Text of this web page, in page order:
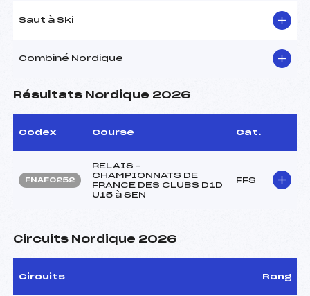
Saut à Ski
Combiné Nordique
Résultats Nordique 2026
Codex Course Cat.
FNAF0252
RELAIS –
CHAMPIONNATS DE
FRANCE DES CLUBS D1D
U15 à SEN
FFS
Circuits Nordique 2026
Circuits Rang